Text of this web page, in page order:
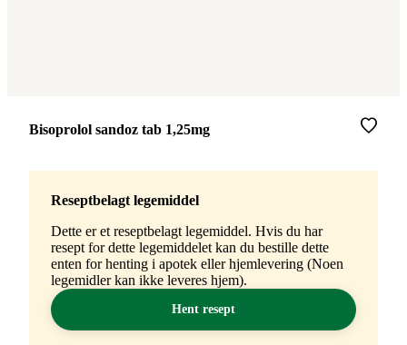
Merke:
Bisoprolol sandoz tab 1,25mg
Reseptbelagt legemiddel
Dette er et reseptbelagt legemiddel. Hvis du har
resept for dette legemiddelet kan du bestille dette
enten for henting i apotek eller hjemlevering (Noen
legemidler kan ikke leveres hjem).
Hent resept